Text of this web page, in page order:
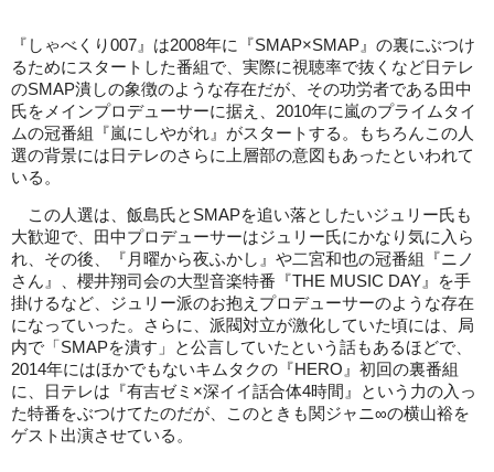
『しゃべくり007』は2008年に『SMAP×SMAP』の裏にぶつけ
るためにスタートした番組で、実際に視聴率で抜くなど日テレ
のSMAP潰しの象徴のような存在だが、その功労者である田中
氏をメインプロデューサーに据え、2010年に嵐のプライムタイ
ムの冠番組『嵐にしやがれ』がスタートする。もちろんこの人
選の背景には日テレのさらに上層部の意図もあったといわれて
いる。
この人選は、飯島氏とSMAPを追い落としたいジュリー氏も
大歓迎で、田中プロデューサーはジュリー氏にかなり気に入ら
れ、その後、『月曜から夜ふかし』や二宮和也の冠番組『ニノ
さん』、櫻井翔司会の大型音楽特番『THE MUSIC DAY』を手
掛けるなど、ジュリー派のお抱えプロデューサーのような存在
になっていった。さらに、派閥対立が激化していた頃には、局
内で「SMAPを潰す」と公言していたという話もあるほどで、
2014年にはほかでもないキムタクの『HERO』初回の裏番組
に、日テレは『有吉ゼミ×深イイ話合体4時間』という力の入っ
た特番をぶつけてたのだが、このときも関ジャニ∞の横山裕を
ゲスト出演させている。